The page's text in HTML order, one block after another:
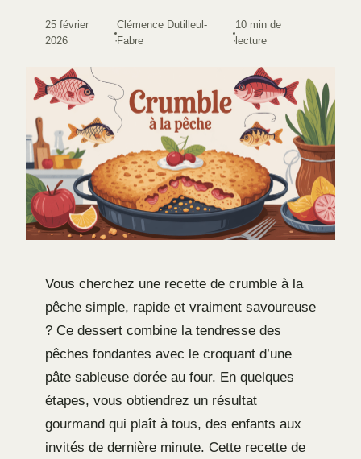
25 février
2026
·
Clémence Dutilleul-
Fabre
·
10 min de
lecture
Vous cherchez une recette de crumble à la
pêche simple, rapide et vraiment savoureuse
? Ce dessert combine la tendresse des
pêches fondantes avec le croquant d’une
pâte sableuse dorée au four. En quelques
étapes, vous obtiendrez un résultat
gourmand qui plaît à tous, des enfants aux
invités de dernière minute. Cette recette de